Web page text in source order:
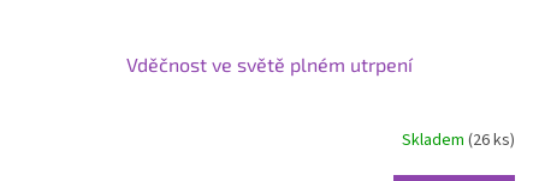
Vděčnost ve světě plném utrpení
Skladem (26 ks)